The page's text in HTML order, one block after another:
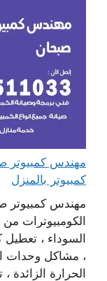
كمبيوتر بالمنزل
مهندس كمبيوتر
الكومبيوترات
السوداء ،
، مشاكل وحدات
الحرارة الزائدة